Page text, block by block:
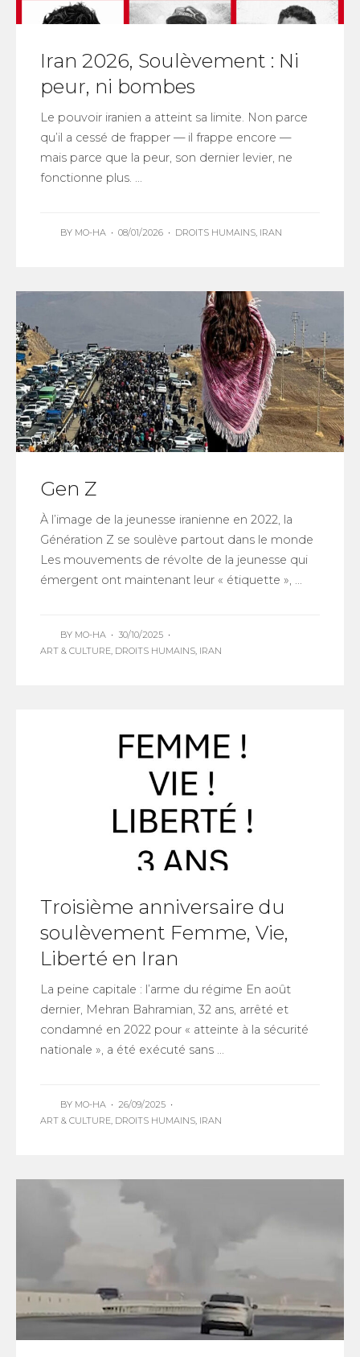
Iran 2026, Soulèvement : Ni
peur, ni bombes
Le pouvoir iranien a atteint sa limite. Non parce
qu’il a cessé de frapper — il frappe encore —
mais parce que la peur, son dernier levier, ne
fonctionne plus. ...
BY MO-HA • 08/01/2026 • DROITS HUMAINS, IRAN
Gen Z
À l’image de la jeunesse iranienne en 2022, la
Génération Z se soulève partout dans le monde
Les mouvements de révolte de la jeunesse qui
émergent ont maintenant leur « étiquette », ...
BY MO-HA • 30/10/2025 •
ART & CULTURE, DROITS HUMAINS, IRAN
Troisième anniversaire du
soulèvement Femme, Vie,
Liberté en Iran
La peine capitale : l’arme du régime En août
dernier, Mehran Bahramian, 32 ans, arrêté et
condamné en 2022 pour « atteinte à la sécurité
nationale », a été exécuté sans ...
BY MO-HA • 26/09/2025 •
ART & CULTURE, DROITS HUMAINS, IRAN